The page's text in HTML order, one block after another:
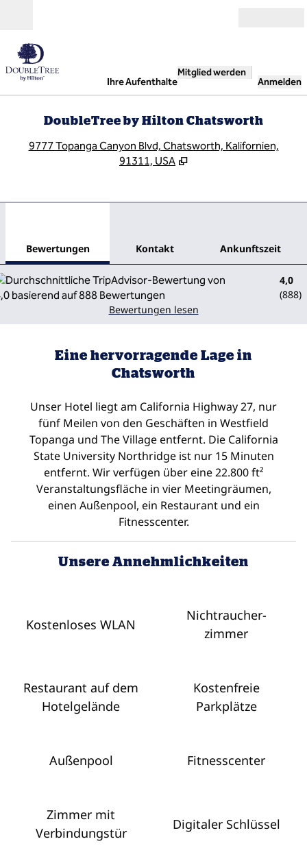
Ihre Aufenthalte
Mitglied werden
Anmelden
DoubleTree by Hilton Chatsworth
9777 Topanga Canyon Blvd, Chatsworth, Kalifornien,
91311, USA
Bewertungen Kontakt Ankunftszeit
4,0
(888)
Bewertungen lesen
Eine hervorragende Lage in
Chatsworth
Unser Hotel liegt am California Highway 27, nur
fünf Meilen von den Geschäften in Westfield
Topanga und The Village entfernt. Die California
State University Northridge ist nur 15 Minuten
entfernt. Wir verfügen über eine 22.800 ft²
Veranstaltungsfläche in vier Meetingräumen,
einen Außenpool, ein Restaurant und ein
Fitnesscenter.
Unsere Annehmlichkeiten
Kostenloses WLAN
Nichtraucher­
zimmer
Restaurant auf dem
Hotelgelände
Kostenfreie
Parkplätze
Außenpool Fitnesscenter
Zimmer mit
Verbindungstür
Digitaler Schlüssel